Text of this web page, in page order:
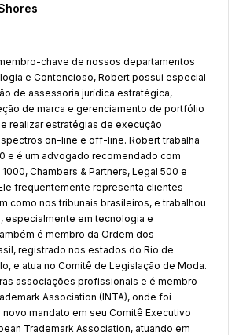
chave de nossos departamentos
e Contencioso, Robert possui especial
de assessoria jurídica estratégica,
de marca e gerenciamento de portfólio
realizar estratégias de execução
on-line e off-line. Robert trabalha
e é um advogado recomendado com
Chambers & Partners, Legal 500 e
frequentemente representa clientes
como nos tribunais brasileiros, e trabalhou
especialmente em tecnologia e
é membro da Ordem dos
registrado nos estados do Rio de
e atua no Comitê de Legislação de Moda.
associações profissionais e é membro
Association (INTA), onde foi
novo mandato em seu Comitê Executivo
Trademark Association, atuando em